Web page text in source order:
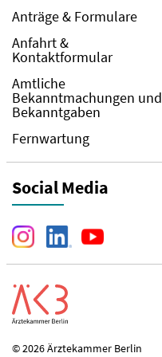
Anträge & Formulare
Anfahrt &
Kontaktformular
Amtliche
Bekanntmachungen und
Bekanntgaben
Fernwartung
Social Media
© 2026 Ärztekammer Berlin